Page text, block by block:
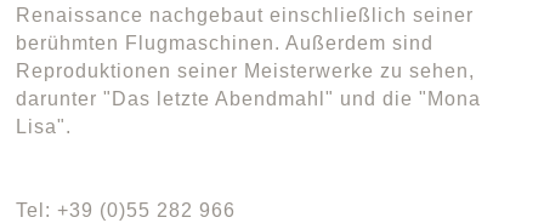
Renaissance nachgebaut einschließlich seiner
berühmten Flugmaschinen. Außerdem sind
Reproduktionen seiner Meisterwerke zu sehen,
darunter "Das letzte Abendmahl" und die "Mona
Lisa".
Tel: +39 (0)55 282 966